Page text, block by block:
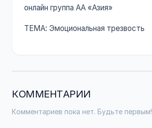
онлайн группа АА «Азия»
ТЕМА: Эмоциональная трезвость
КОММЕНТАРИИ
Комментариев пока нет. Будьте первым!